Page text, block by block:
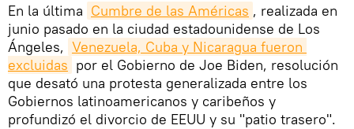
En la última Cumbre de las Américas , realizada en
junio pasado en la ciudad estadounidense de Los
Ángeles, Venezuela, Cuba y Nicaragua fueron
excluidas por el Gobierno de Joe Biden, resolución
que desató una protesta generalizada entre los
Gobiernos latinoamericanos y caribeños y
profundizó el divorcio de EEUU y su "patio trasero".